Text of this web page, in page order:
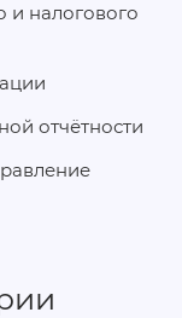
и налогового
отчётности